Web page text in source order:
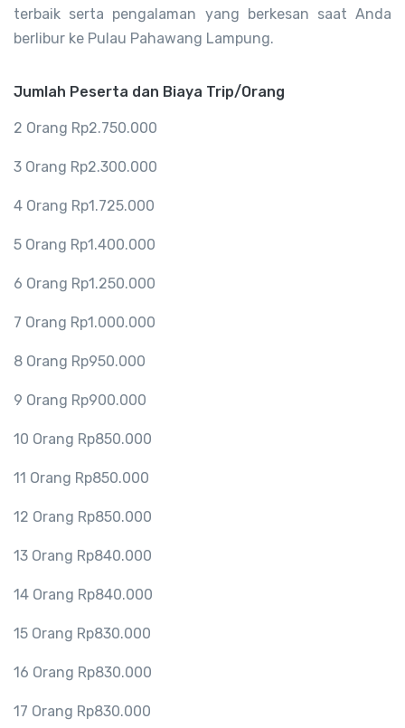
terbaik serta pengalaman yang berkesan saat Anda
berlibur ke Pulau Pahawang Lampung.
Jumlah Peserta dan Biaya Trip/Orang
2 Orang Rp2.750.000
3 Orang Rp2.300.000
4 Orang Rp1.725.000
5 Orang Rp1.400.000
6 Orang Rp1.250.000
7 Orang Rp1.000.000
8 Orang Rp950.000
9 Orang Rp900.000
10 Orang Rp850.000
11 Orang Rp850.000
12 Orang Rp850.000
13 Orang Rp840.000
14 Orang Rp840.000
15 Orang Rp830.000
16 Orang Rp830.000
17 Orang Rp830.000